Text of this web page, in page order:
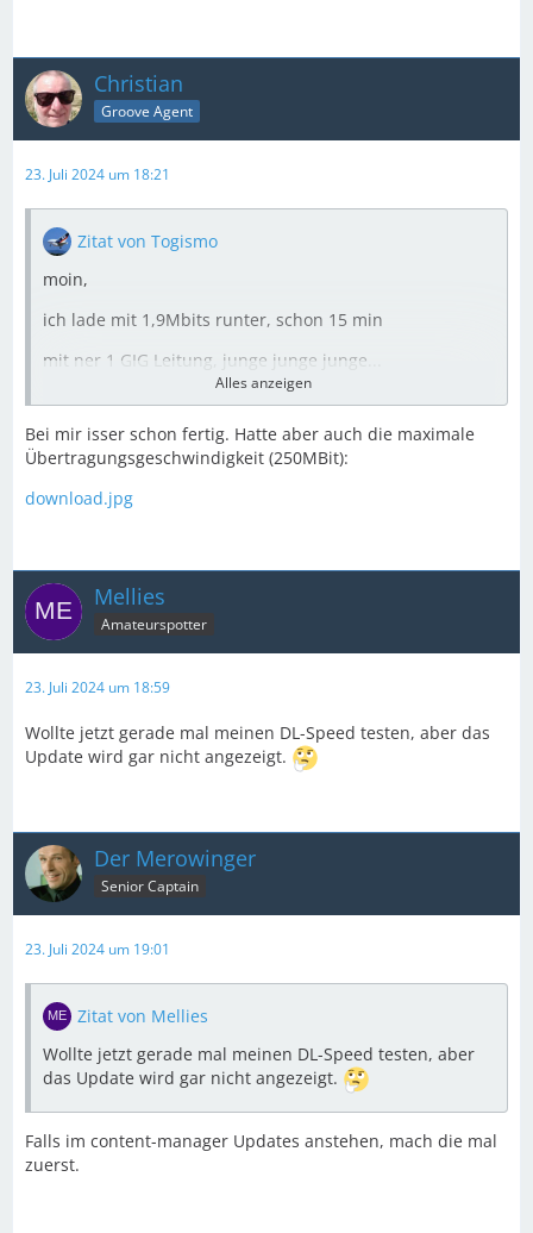
Christian
Groove Agent
23. Juli 2024 um 18:21
Zitat von Togismo
moin,
ich lade mit 1,9Mbits runter, schon 15 min
mit ner 1 GIG Leitung, junge junge junge...
Grüsse aus EDDV
Alles anzeigen
Bei mir isser schon fertig. Hatte aber auch die maximale
Übertragungsgeschwindigkeit (250MBit):
download.jpg
Mellies
Amateurspotter
23. Juli 2024 um 18:59
Wollte jetzt gerade mal meinen DL-Speed testen, aber das
Update wird gar nicht angezeigt.
Der Merowinger
Senior Captain
23. Juli 2024 um 19:01
Zitat von Mellies
Wollte jetzt gerade mal meinen DL-Speed testen, aber
das Update wird gar nicht angezeigt.
Falls im content-manager Updates anstehen, mach die mal
zuerst.